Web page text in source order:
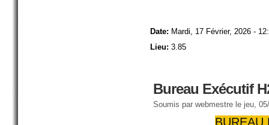
Date: Mardi, 17 Février, 2026 -
Lieu: 3.85
Bureau Exécutif
Soumis par webmestre le jeu,
BUREAU